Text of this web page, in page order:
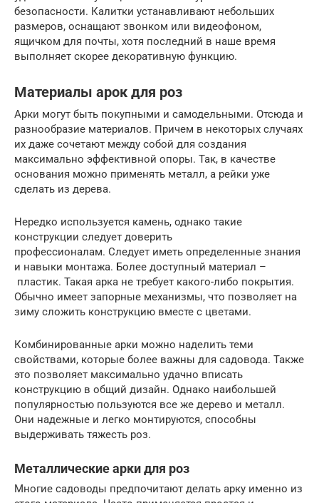
безопасности. Калитки устанавливают небольших
размеров, оснащают звонком или видеофоном,
ящичком для почты, хотя последний в наше время
выполняет скорее декоративную функцию.
Материалы арок для роз
Арки могут быть покупными и самодельными. Отсюда и
разнообразие материалов. Причем в некоторых случаях
их даже сочетают между собой для создания
максимально эффективной опоры. Так, в качестве
основания можно применять металл, а рейки уже
сделать из дерева.
Нередко используется камень, однако такие
конструкции следует доверить
профессионалам. Следует иметь определенные знания
и навыки монтажа. Более доступный материал –
пластик. Такая арка не требует какого-либо покрытия.
Обычно имеет запорные механизмы, что позволяет на
зиму сложить конструкцию вместе с цветами.
Комбинированные арки можно наделить теми
свойствами, которые более важны для садовода. Также
это позволяет максимально удачно вписать
конструкцию в общий дизайн. Однако наибольшей
популярностью пользуются все же дерево и металл.
Они надежные и легко монтируются, способны
выдерживать тяжесть роз.
Металлические арки для роз
Многие садоводы предпочитают делать арку именно из